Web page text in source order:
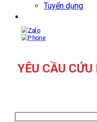
Tuyển dụng
YÊU CẦU